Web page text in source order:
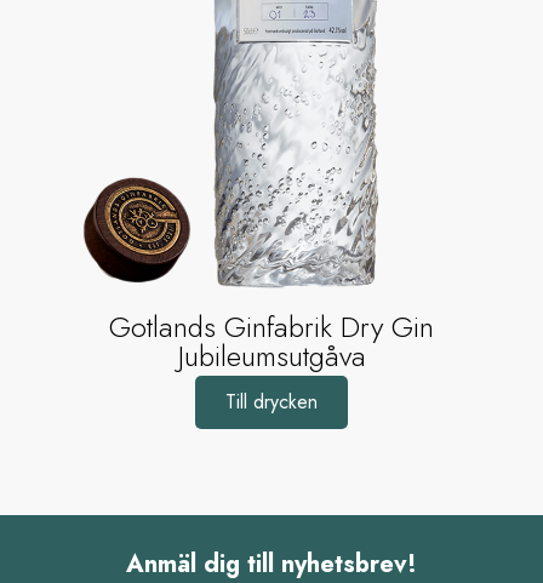
Gotlands Ginfabrik Dry Gin
Jubileumsutgåva
Till drycken
Anmäl dig till nyhetsbrev!